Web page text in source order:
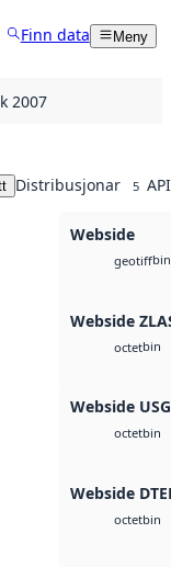
Finn data Meny
2007
Distribusjonar 5
Webside
geotiffbin
Webside
octetbin
Webside
octetbin
Webside
octetbin